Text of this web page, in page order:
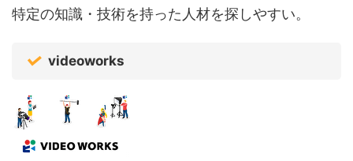
特定の知識・技術を持った人材を探しやすい。
videoworks